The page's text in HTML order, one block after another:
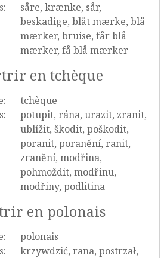
såre, krænke, sår,
beskadige, blåt mærke, blå
mærker, bruise, får blå
mærker, få blå mærker
en tchèque
tchèque
potupit, rána, urazit, zranit,
ublížit, škodit, poškodit,
poranit, poranění, ranit,
zranění, modřina,
pohmoždit, modřinu,
modřiny, podlitina
en polonais
polonais
krzywdzić, rana, postrzał,